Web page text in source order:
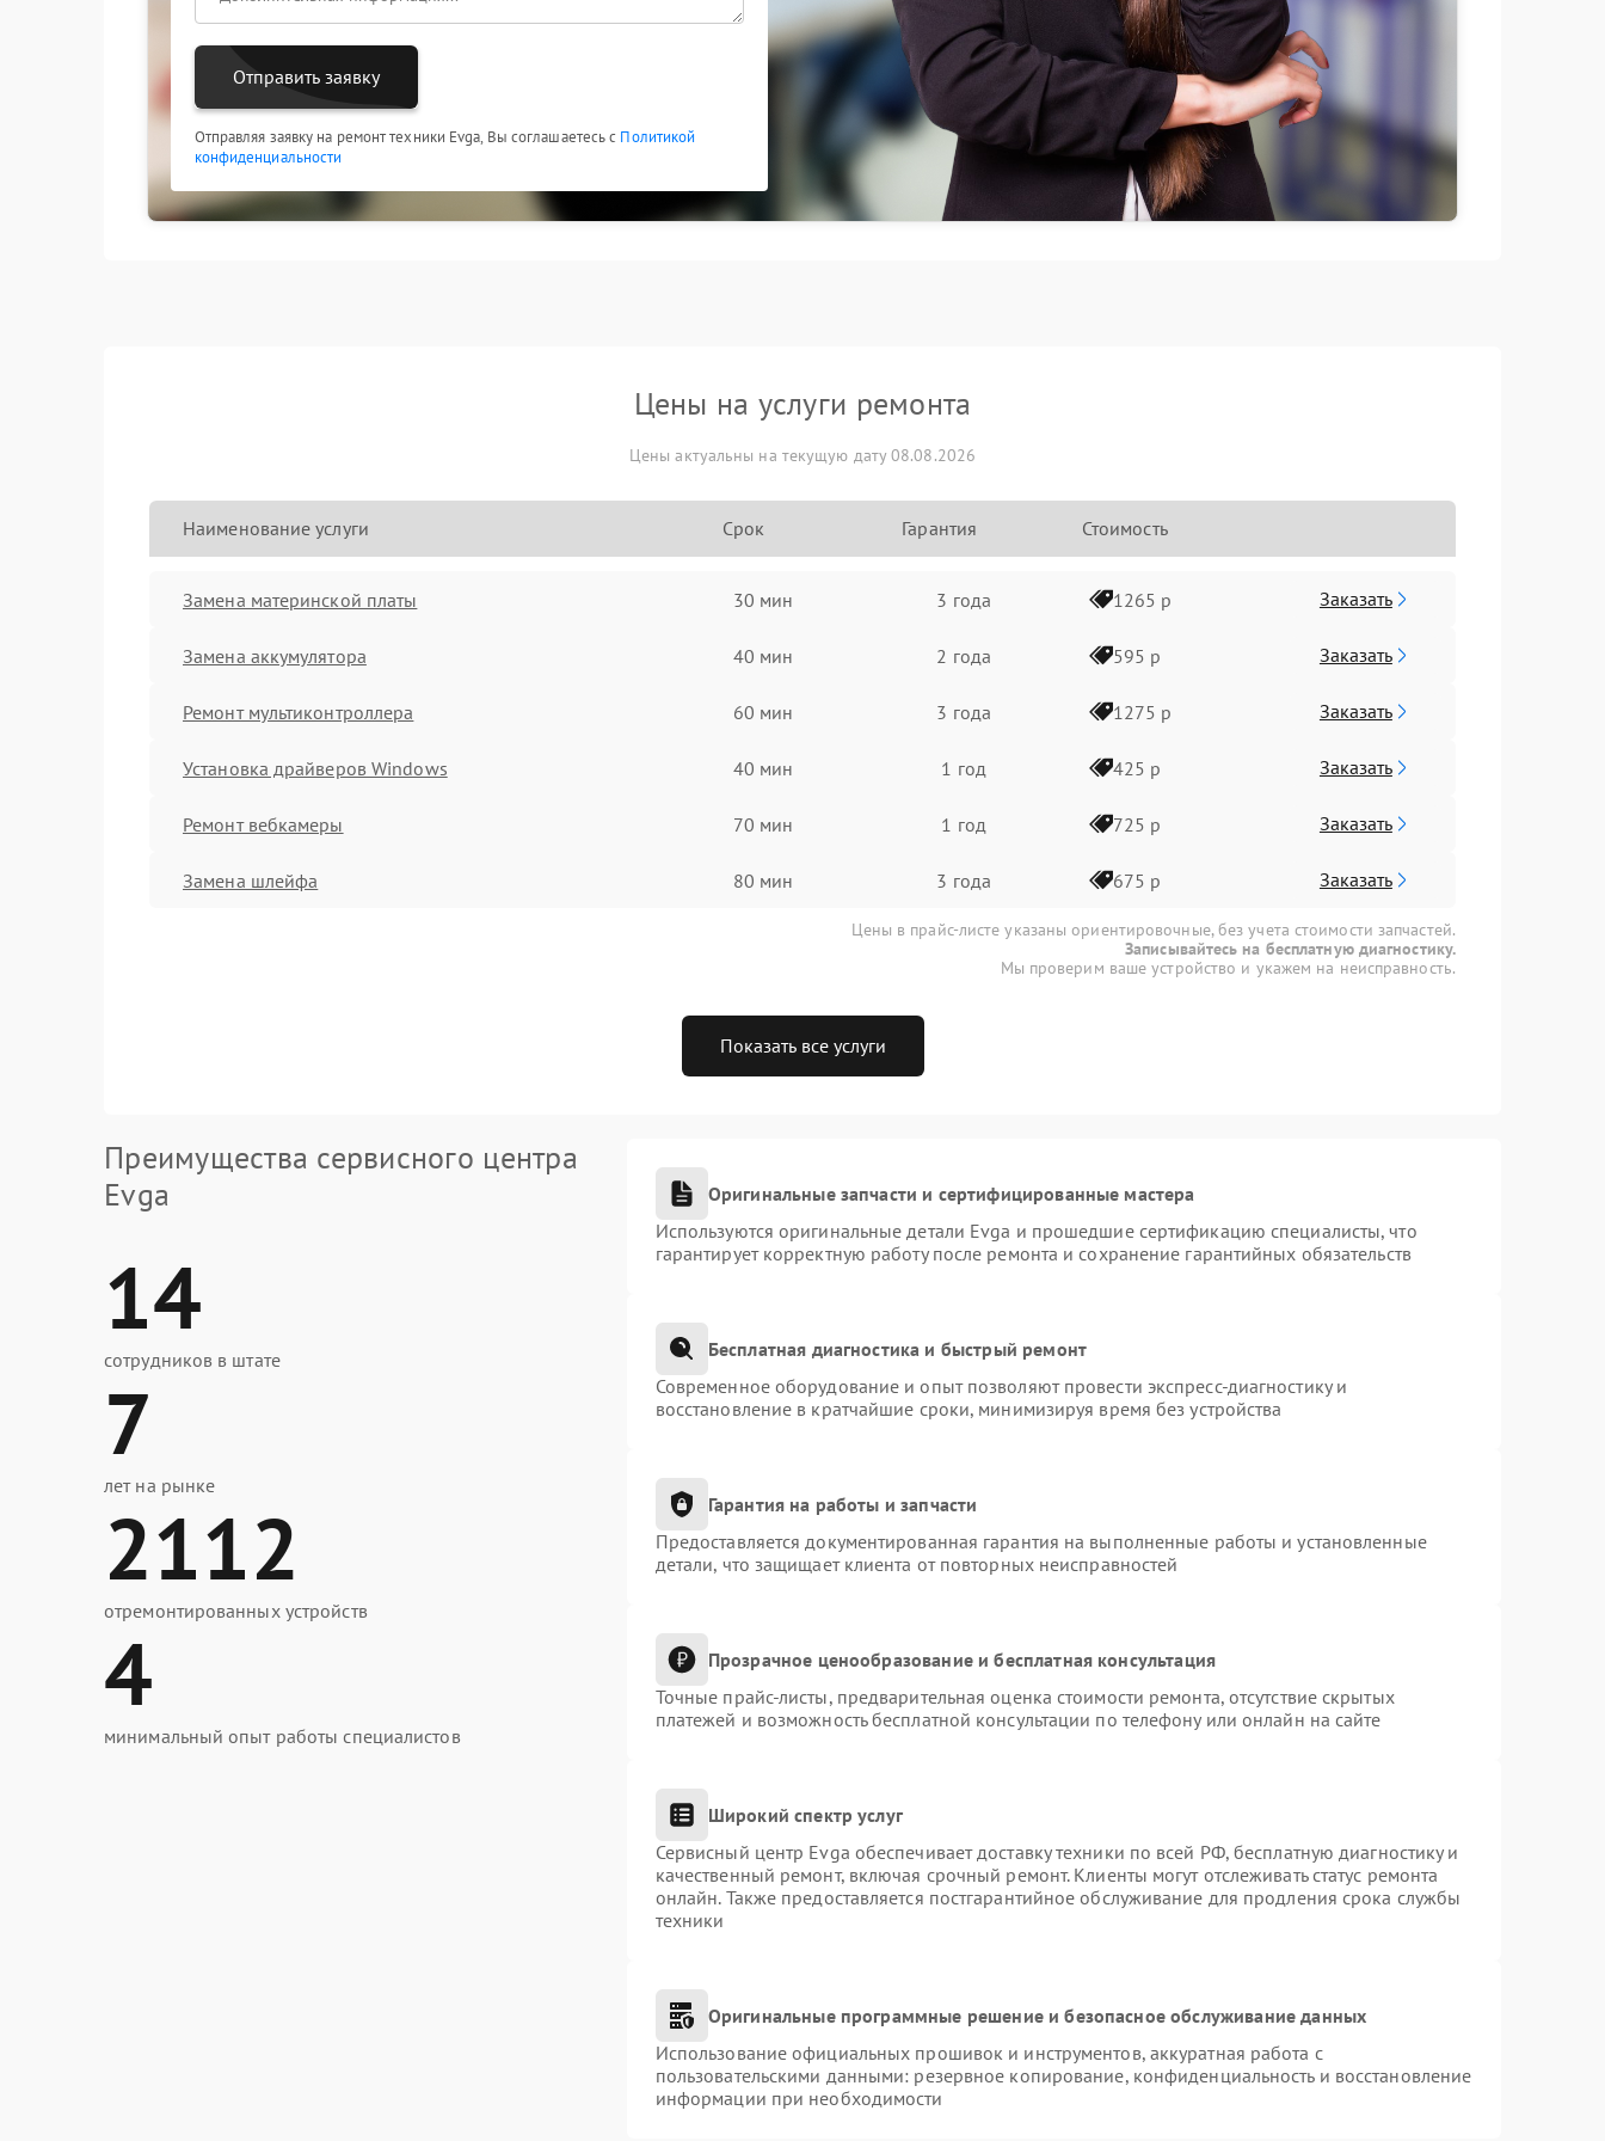
носите ноутбук в рюкзаке, используйте заглушку для порта. При первых признаках нестабильной
картинки (мерцание, шумы, периодическое пропадание сигнала) не тяните с визитом к
специалистам. Своевременный ремонт Evga обойдется намного дешевле, чем замена материнской
платы из-за короткого замыкания в окислившемся порту.
Отправить заявку
Отправляя заявку на ремонт техники Evga, Вы соглашаетесь с Политикой
конфиденциальности
Цены на услуги ремонта
Цены актуальны на текущую дату 08.08.2026
Наименование услуги Срок Гарантия Стоимость
Замена материнской платы 30 мин 3 года 1265 р Заказать
Замена аккумулятора 40 мин 2 года 595 р Заказать
Ремонт мультиконтроллера 60 мин 3 года 1275 р Заказать
Установка драйверов Windows 40 мин 1 год 425 р Заказать
Ремонт вебкамеры 70 мин 1 год 725 р Заказать
Замена шлейфа 80 мин 3 года 675 р Заказать
Цены в прайс-листе указаны ориентировочные, без учета стоимости запчастей.
Записывайтесь на бесплатную диагностику.
Мы проверим ваше устройство и укажем на неисправность.
Показать все услуги
Преимущества сервисного центра
Evga
14
сотрудников в штате
7
лет на рынке
2112
отремонтированных устройств
4
минимальный опыт работы специалистов
Оригинальные запчасти и сертифицированные мастера
Используются оригинальные детали Evga и прошедшие сертификацию специалисты, что
гарантирует корректную работу после ремонта и сохранение гарантийных обязательств
Бесплатная диагностика и быстрый ремонт
Современное оборудование и опыт позволяют провести экспресс-диагностику и
восстановление в кратчайшие сроки, минимизируя время без устройства
Гарантия на работы и запчасти
Предоставляется документированная гарантия на выполненные работы и установленные
детали, что защищает клиента от повторных неисправностей
Прозрачное ценообразование и бесплатная консультация
Точные прайс-листы, предварительная оценка стоимости ремонта, отсутствие скрытых
платежей и возможность бесплатной консультации по телефону или онлайн на сайте
Широкий спектр услуг
Сервисный центр Evga обеспечивает доставку техники по всей РФ, бесплатную диагностику и
качественный ремонт, включая срочный ремонт. Клиенты могут отслеживать статус ремонта
онлайн. Также предоставляется постгарантийное обслуживание для продления срока службы
техники
Оригинальные программные решение и безопасное обслуживание данных
Использование официальных прошивок и инструментов, аккуратная работа с
пользовательскими данными: резервное копирование, конфиденциальность и восстановление
информации при необходимости